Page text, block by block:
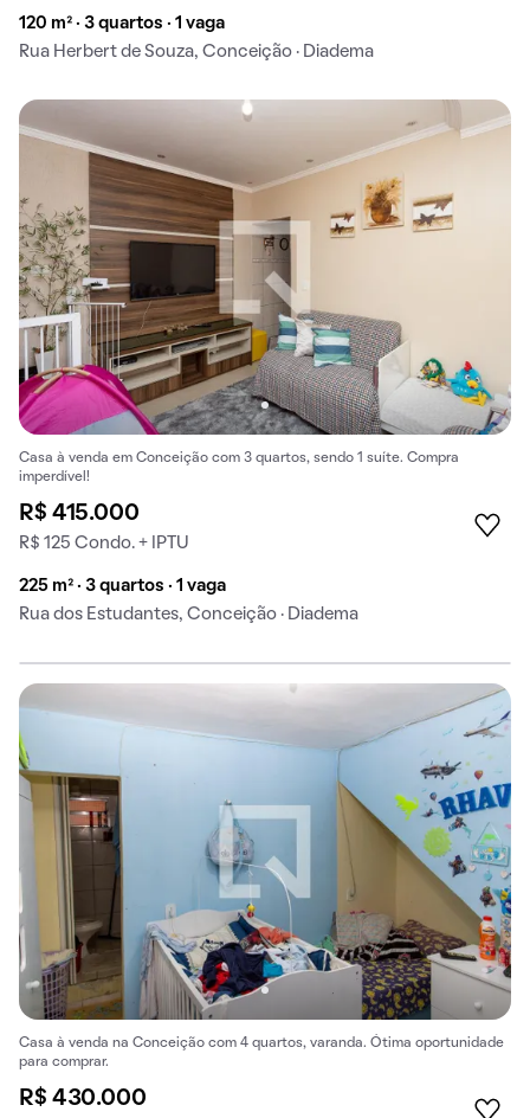
120 m² · 3 quartos · 1 vaga
Rua Herbert de Souza, Conceição · Diadema
Casa à venda em Conceição com 3 quartos, sendo 1 suíte. Compra
imperdível!
R$ 415.000
R$ 125 Condo. + IPTU
225 m² · 3 quartos · 1 vaga
Rua dos Estudantes, Conceição · Diadema
Casa à venda na Conceição com 4 quartos, varanda. Ótima oportunidade
para comprar.
R$ 430.000